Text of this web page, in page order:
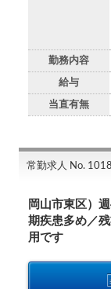
勤務内容
給与
当直有無
常勤求人 No.
岡山市東区）
期疾患多め／
用です